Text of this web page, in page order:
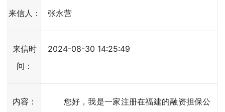
来信人： 张永营
来信时
间：
2024-08-30 14:25:49
内容：
您好，我是一家注册在福建的融资担保公